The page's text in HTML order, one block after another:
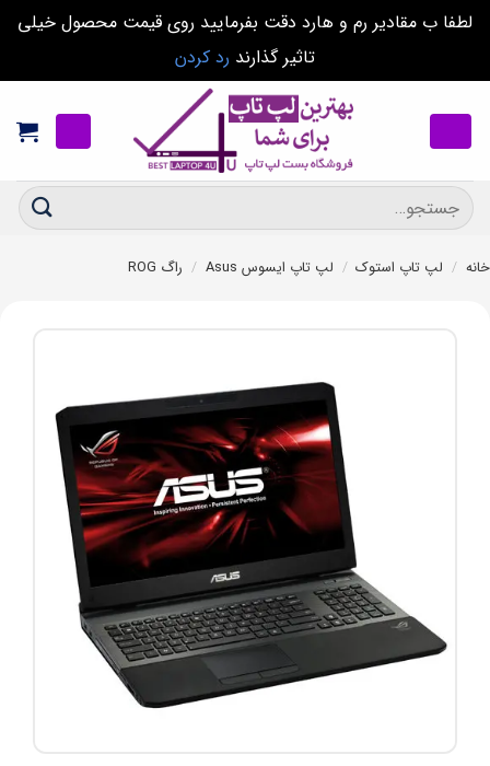
لطفا ب مقادیر رم و هارد دقت بفرمایید روی قیمت محصول خیلی
تاثیر گذارند رد کردن
content
جستجو
برای:
خانه / لپ تاپ استوک / لپ تاپ ایسوس Asus / راگ ROG